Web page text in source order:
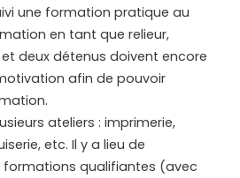
une formation pratique au
en tant que relieur,
deux détenus doivent encore
afin de pouvoir
ateliers : imprimerie,
etc. Il y a lieu de
formations qualifiantes (avec